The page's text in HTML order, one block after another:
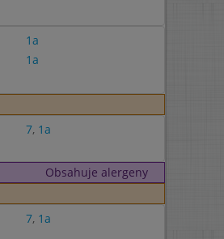
1a
1a
7, 1a
Obsahuje alergeny
7, 1a